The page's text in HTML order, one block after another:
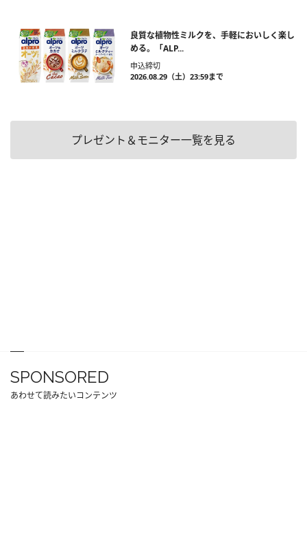
良質な植物性ミルクを、手軽においしく楽し
める。「ALP...
申込締切
2026.08.29（土）23:59まで
プレゼント＆モニター一覧を見る
SPONSORED
あわせて読みたいコンテンツ